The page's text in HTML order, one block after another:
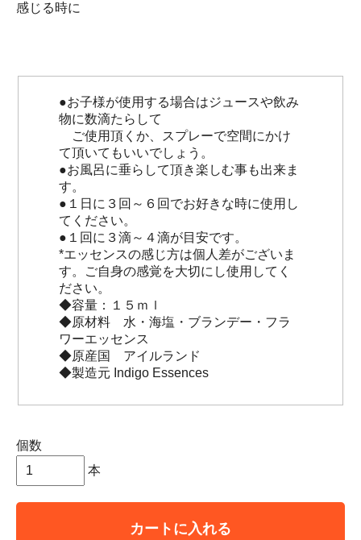
感じる時に
●お子様が使用する場合はジュースや飲み
物に数滴たらして
ご使用頂くか、スプレーで空間にかけ
て頂いてもいいでしょう。
●お風呂に垂らして頂き楽しむ事も出来ま
す。
●１日に３回～６回でお好きな時に使用し
てください。
●１回に３滴～４滴が目安です。
*エッセンスの感じ方は個人差がございま
す。ご自身の感覚を大切にし使用してく
ださい。
◆容量：１５ｍｌ
◆原材料 水・海塩・ブランデー・フラ
ワーエッセンス
◆原産国 アイルランド
◆製造元 Indigo Essences
個数
本
カートに入れる